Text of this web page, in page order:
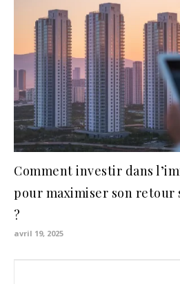
Comment investir dans
pour maximiser son retour
?
avril 19, 2025